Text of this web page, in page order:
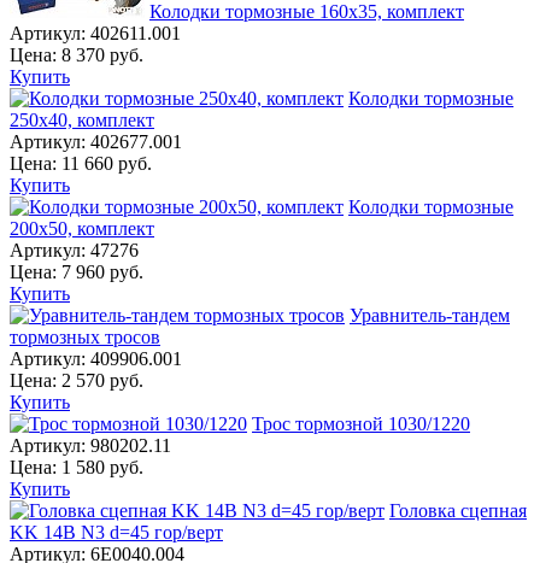
Колодки тормозные 160х35, комплект
Артикул: 402611.001
Цена: 8 370 руб.
Купить
Колодки тормозные
250x40, комплект
Артикул: 402677.001
Цена: 11 660 руб.
Купить
Колодки тормозные
200х50, комплект
Артикул: 47276
Цена: 7 960 руб.
Купить
Уравнитель-тандем
тормозных тросов
Артикул: 409906.001
Цена: 2 570 руб.
Купить
Трос тормозной 1030/1220
Артикул: 980202.11
Цена: 1 580 руб.
Купить
Головка сцепная
KK 14B N3 d=45 гор/верт
Артикул: 6E0040.004